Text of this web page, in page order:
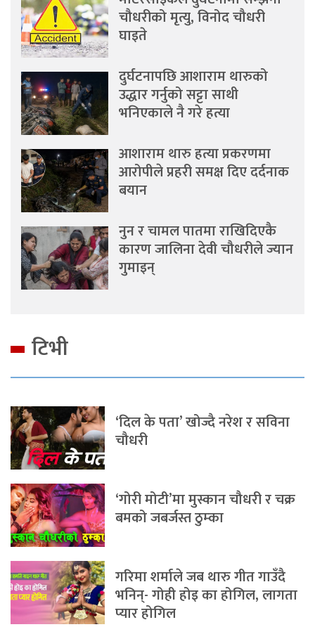
चौधरीको मृत्यु, विनोद चौधरी
घाइते
दुर्घटनापछि आशाराम थारुको
उद्धार गर्नुको सट्टा साथी
भनिएकाले नै गरे हत्या
आशाराम थारु हत्या प्रकरणमा
आरोपीले प्रहरी समक्ष दिए दर्दनाक
बयान
नुन र चामल पातमा राखिदिएकै
कारण जालिना देवी चौधरीले ज्यान
गुमाइन्
टिभी
‘दिल के पता’ खोज्दै नरेश र सविना
चौधरी
‘गोरी मोटी’मा मुस्कान चौधरी र चक्र
बमको जबर्जस्त ठुम्का
गरिमा शर्माले जब थारु गीत गाउँदै
भनिन्- गोही होइ का होगिल, लागता
प्यार होगिल